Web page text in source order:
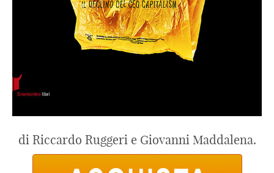
di Riccardo Ruggeri e Giovanni Maddalena.